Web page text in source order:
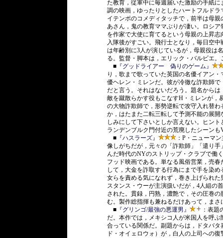
た教育，従軍中に毎週届いた激励の手紙
調の映画，ゆったりとしたハートフルド
イテンポのコメディタッチで，前半は母
あさん，鬼の教育ママぶりが凄い。ロシ
を作家で大使に育てるという母親の上昇
入隊後がすごい。飛行士となり，毎日空
は年齢別に3人が演じているが，母親役は
る。監督・脚本は，エリック・バルビエ
■ 『グッドライアー 偽りのゲーム』
り，歌まで歌っていた英国の名優イアン
優ヘレン・ミレンだ。彼が冷徹な詐欺師
だと言う。それはないだろう。題名から
敵を蹴散らかす役もこなすH・ミレンが，
の大物詐欺師で，形勢逆転で攻守入れ替
か，はたまた二転三転して予測不能の展
しみにして下さいとしか言えない。ヒン
ランデンブルク門付近の荒廃したシーン
■ 『ハスラーズ』
：P・ニューマ
像しがちだが，元々の「詐欺師」「遣り
んだ時代のNYのストリップ・クラブで働
フッド映画である。単なる風俗営業，売
して，大金を詐取する行為にまで手を染
女らを責める気になれず，巻き上げられ
スタンス・ウーが主演扱いだが，4人組の
された。貫録，円熟，濃艶で，その圧巻
む。製作総指揮も兼ねるだけあって，ま
■ 『グリンゴ/最強の悪運男』
：表題
だ。本作では，メキシコ人が米国人を呼
合っている関係だ。副題からは，ドタバ
ド・オイェロウォ）が，白人の上司への